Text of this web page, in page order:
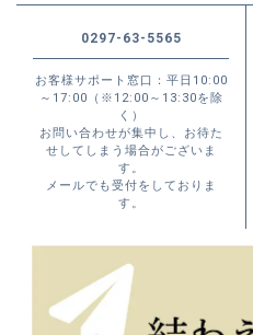
0297-63-5565
お客様サポート窓口：平日10:00
～17:00（※12:00～13:30を除
く）
お問い合わせが集中し、お待た
せしてしまう場合がございま
す。
メールでも受付をしておりま
す。